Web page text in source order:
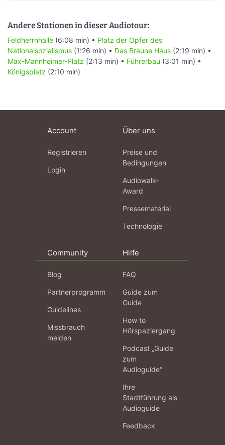
Andere Stationen in dieser Audiotour:
Feldherrnhalle (6:08 min) • Platz der Opfer des
Nationalsozialismus (1:26 min) • Das Braune Haus (2:19 min) •
Max-Mannheimer-Platz (2:13 min) • Führerbau (3:01 min) •
Königsplatz (2:10 min)
Account
Registrieren
Login
Über uns
Preise und
Bedingungen
Audiowalk-
Award
Pressematerial
Technologie
Community
Blog
Partnerprogramm
Guidelines
Missbrauch
melden
Hilfe
FAQ
Guide zum
Guide
How to
Hörspaziergang
Podcast „Guide
zum
Audioguide“
Ihre
Stadtführung als
Audioguide
Feedback